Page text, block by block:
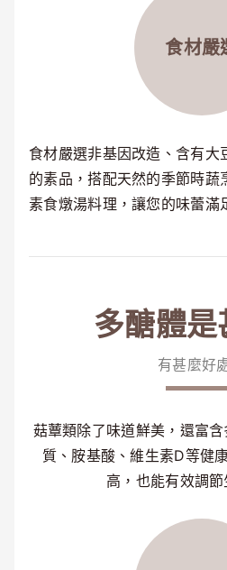
食材嚴
食材嚴選非基因改造、含有大
的素品，搭配天然的季節時蔬
素食燉湯料理，讓您的味蕾滿
多醣體是
有甚麼好
菇蕈類除了味道鮮美，還富
質、胺基酸、維生素D等健
高，也能有效調節